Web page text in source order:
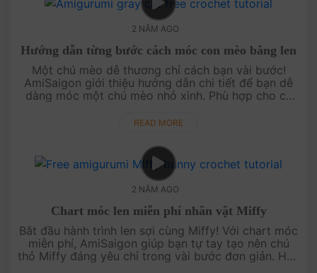
2 NĂM AGO
Hướng dẫn từng bước cách móc con mèo bằng len
Một chú mèo dễ thương chỉ cách bạn vài bước!
AmiSaigon giới thiệu hướng dẫn chi tiết để bạn dễ
dàng móc một chú mèo nhỏ xinh. Phù hợp cho cả
chú mèo của riêng bạn và ....
READ MORE
2 NĂM AGO
Chart móc len miễn phí nhân vật Miffy
Bắt đầu hành trình len sợi cùng Miffy! Với chart móc
miễn phí, AmiSaigon giúp bạn tự tay tạo nên chú
thỏ Miffy đáng yêu chỉ trong vài bước đơn giản. Hãy